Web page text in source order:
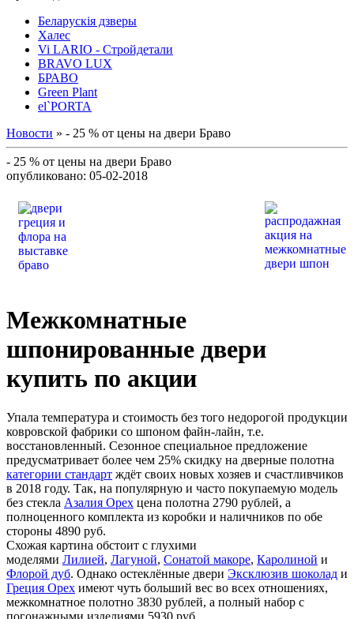
Беларускія дзверы
Халес
Vi LARIO - Стройдетали
BRAVO LUX
БРАВО
Green Plant
el`PORTA
Новости » - 25 % от цены на двери Браво
- 25 % от цены на двери Браво
опубликовано: 05-02-2018
Межкомнатные
шпонированные двери
купить по акции
Упала температура и стоимость без того недорогой продукции
ковровской фабрики со шпоном файн-лайн, т.е.
восстановленный. Сезонное специальное предложение
предусматривает более чем 25% скидку на дверные полотна
категории стандарт ждёт своих новых хозяев и счастливчиков
в 2018 году. Так, на популярную и часто покупаемую модель
без стекла Азалия Орех цена полотна 2790 рублей, а
полноценного комплекта из коробки и наличников по обе
стороны 4890 руб.
Схожая картина обстоит с глухими
моделями Лилией, Лагуной, Сонатой макоре, Каролиной и
Флорой дуб. Однако остеклённые двери Эксклюзив шоколад и
Греция Орех имеют чуть больший вес во всех отношениях,
межкомнатное полотно 3830 рублей, а полный набор с
погонажными изделиями 5930 руб.